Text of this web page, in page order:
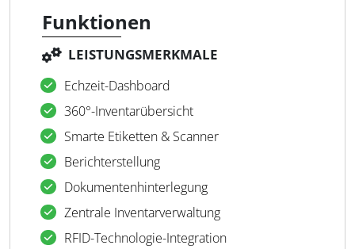
Funktionen
LEISTUNGSMERKMALE
Echzeit-Dashboard
360°-Inventarübersicht
Smarte Etiketten & Scanner
Berichterstellung
Dokumentenhinterlegung
Zentrale Inventarverwaltung
RFID-Technologie-Integration